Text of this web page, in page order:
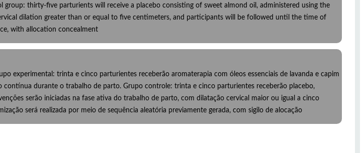
thirty-five parturients will receive a placebo consisting of sweet almond oil, administered using the
dilation greater than or equal to five centimeters, and participants will be followed until the time of
with allocation concealment
experimental: trinta e cinco parturientes receberão aromaterapia com óleos essenciais de lavanda e capim
durante o trabalho de parto. Grupo controle: trinta e cinco parturientes receberão placebo,
serão iniciadas na fase ativa do trabalho de parto, com dilatação cervical maior ou igual a cinco
será realizada por meio de sequência aleatória previamente gerada, com sigilo de alocação